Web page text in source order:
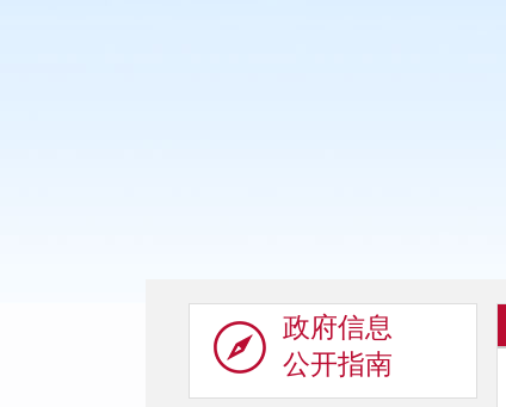
政府信息
公开指南